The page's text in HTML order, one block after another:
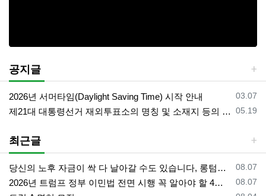
공지글
등록일
03.07
2026년 서머타임(Daylight Saving Time) 시작 안내
등록일
05.19
제21대 대통령선거 재외투표소의 명칭 및 소재지 등의 공고/올랜도 제외 투표소
최근글
등록일
08.07
당신의 노후 자금이 싹 다 날아갈 수도 있습니다, 롱텀케어 준비 하기
등록일
08.07
2026년 트럼프 정부 이민법 전면 시행 꼭 알아야 할 4가지!!